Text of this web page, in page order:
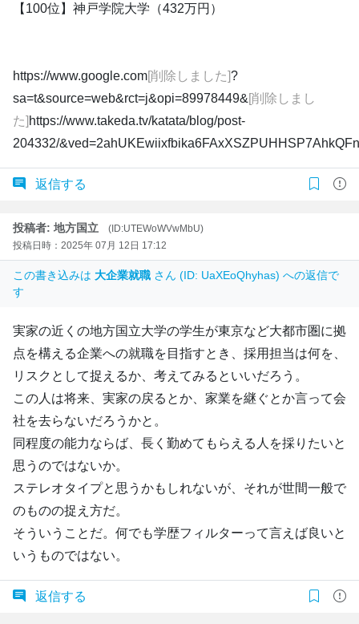
【100位】神戸学院大学（432万円）
https://www.google.com[削除しました]?
sa=t&source=web&rct=j&opi=89978449&[削除しまし
た] https://www.takeda.tv/katata/blog/post-
204332/
返信する
投稿者: 地方国立
(ID:UTEWoWVwMbU)
投稿日時：2025年 07月 12日 17:12
この書き込みは 大企業就職 さん (ID: UaXEoQhyhas) への返信で
す
実家の近くの地方国立大学の学生が東京など大都市圏に拠
点を構える企業への就職を目指すとき、採用担当は何を、
リスクとして捉えるか、考えてみるといいだろう。
この人は将来、実家の戻るとか、家業を継ぐとか言って会
社を去らないだろうかと。
同程度の能力ならば、長く勤めてもらえる人を採りたいと
思うのではないか。
ステレオタイプと思うかもしれないが、それが世間一般で
のものの捉え方だ。
そういうことだ。何でも学歴フィルターって言えば良いと
いうものではない。
返信する